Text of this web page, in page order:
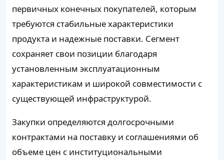
первичных конечных покупателей, которым
требуются стабильные характеристики
продукта и надежные поставки. Сегмент
сохраняет свои позиции благодаря
установленным эксплуатационным
характеристикам и широкой совместимости с
существующей инфраструктурой.
Закупки определяются долгосрочными
контрактами на поставку и соглашениями об
объеме цен с институциональными